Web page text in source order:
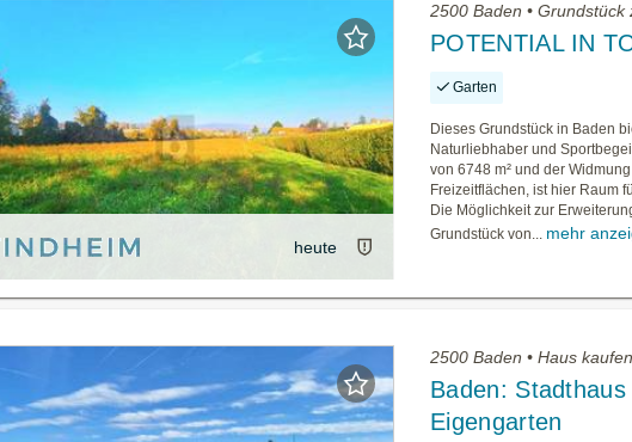
heute
2500 Baden • Grundstück
POTENTIAL IN
Garten
Dieses Grundstück in Baden
Naturliebhaber und
von 6748 m² und der
Freizeitflächen, ist hier Raum
Die Möglichkeit zur
Grundstück von... mehr
2500 Baden • Haus kaufen
Baden:
Eigengarten